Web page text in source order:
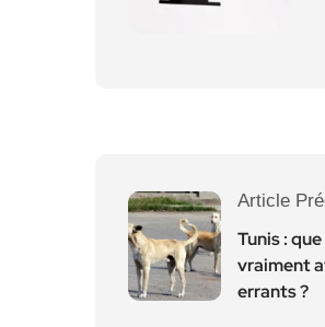
Article
Tunis :
vraiment
errants ?